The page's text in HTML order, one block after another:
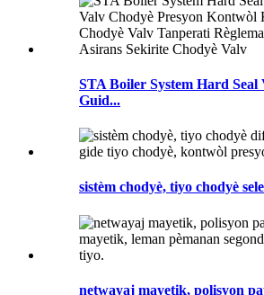
STA Boiler System Hard Seal
Guid...
sistèm chodyè, tiyo chodyè
netwayaj mayetik, polisyon